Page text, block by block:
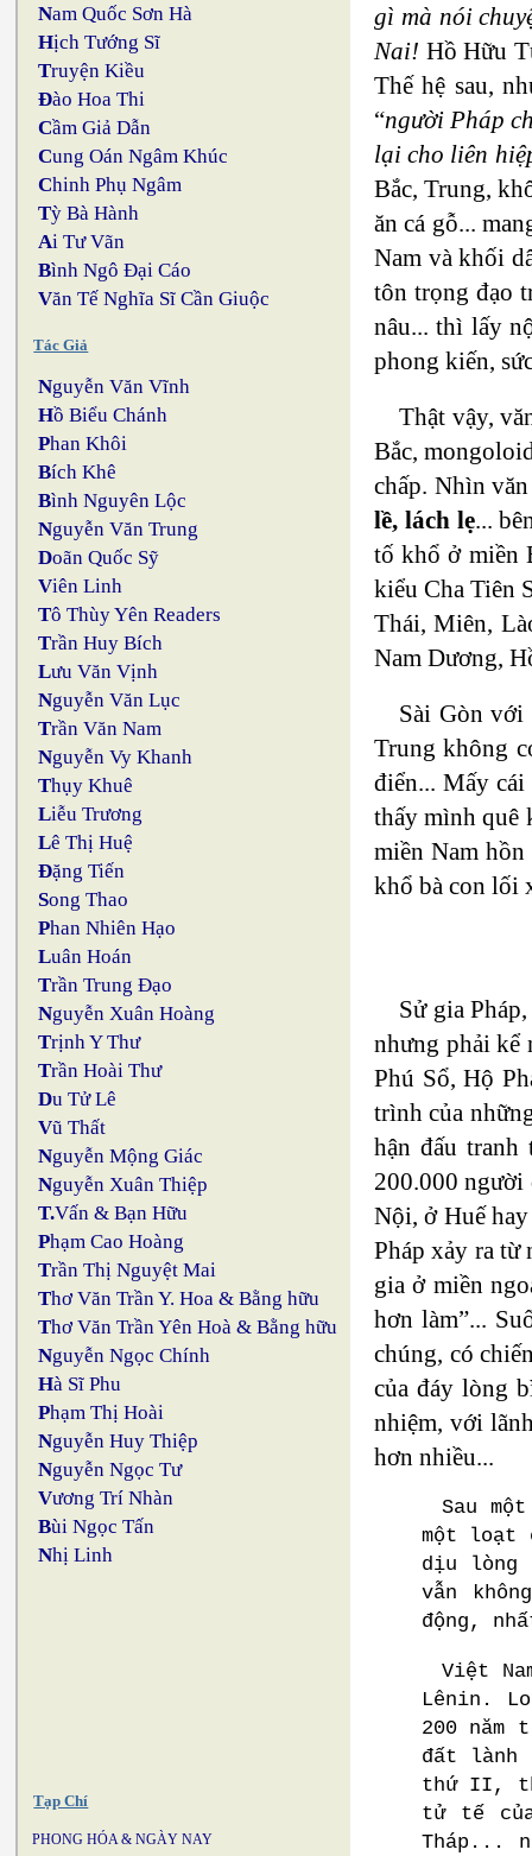
Nam Quốc Sơn Hà
Hịch Tướng Sĩ
Truyện Kiều
Đào Hoa Thi
Cầm Giả Dẫn
Cung Oán Ngâm Khúc
Chinh Phụ Ngâm
Tỳ Bà Hành
Ai Tư Vãn
Bình Ngô Đại Cáo
Văn Tế Nghĩa Sĩ Cần Giuộc
Tác Giả
Nguyễn Văn Vĩnh
Hồ Biểu Chánh
Phan Khôi
Bích Khê
Bình Nguyên Lộc
Nguyễn Văn Trung
Doãn Quốc Sỹ
Viên Linh
Tô Thùy Yên Readers
Trần Huy Bích
Lưu Văn Vịnh
Nguyễn Văn Lục
Trần Văn Nam
Nguyễn Vy Khanh
Thụy Khuê
Liễu Trương
Lê Thị Huệ
Đặng Tiến
Song Thao
Phan Nhiên Hạo
Luân Hoán
Trần Trung Đạo
Nguyễn Xuân Hoàng
Trịnh Y Thư
Trần Hoài Thư
Du Tử Lê
Vũ Thất
Nguyễn Mộng Giác
Nguyễn Xuân Thiệp
T.Vấn & Bạn Hữu
Phạm Cao Hoàng
Trần Thị Nguyệt Mai
Thơ Văn Trần Y. Hoa & Bằng hữu
Thơ Văn Trần Yên Hoà & Bằng hữu
Nguyễn Ngọc Chính
Hà Sĩ Phu
Phạm Thị Hoài
Nguyễn Huy Thiệp
Nguyễn Ngọc Tư
Vương Trí Nhàn
Bùi Ngọc Tấn
Nhị Linh
Tạp Chí
PHONG HÓA & NGÀY NAY
gì mà nói
Nai! Hồ Hữu
Thế hệ sau,
“người Pháp
lại cho liên
Bắc, Trung,
ăn cá gỗ...
Nam và khối
tôn trọng đạo
nâu... thì lấy
phong kiến,
Thật vậy,
Bắc,
chấp. Nhìn
lề, lách lẹ...
tố khổ ở miền
kiểu Cha Tiên
Thái, Miên,
Nam Dương,
Sài Gòn với
Trung không
điển... Mấy cái
thấy mình quê
miền Nam
khổ bà con lối
Sử gia
nhưng phải kể
Phú Sổ, Hộ
trình của
hận đấu
200.000 người
Nội, ở Huế
Pháp xảy ra từ
gia ở miền
hơn làm”...
chúng, có
của đáy lòng
nhiệm, với
hơn nhiều...
Sau
một loạt
dịu lòng
vẫn
động,
Việt
Lênin.
200 năm
đất lành
thứ II,
tử tế của
Tháp...